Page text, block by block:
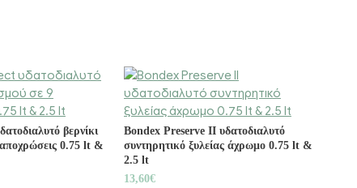
βερνίκι
0.75 lt &
Bondex Preserve II υδατοδιαλυτό
συντηρητικό ξυλείας άχρωμο 0.75 lt &
2.5 lt
13,60€